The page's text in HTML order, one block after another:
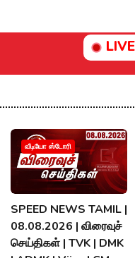
வீடியோ ஸ்டோரி
SPEED NEWS TAMIL |
08.08.2026 | விரைவுச்
செய்திகள் | TVK | DMK